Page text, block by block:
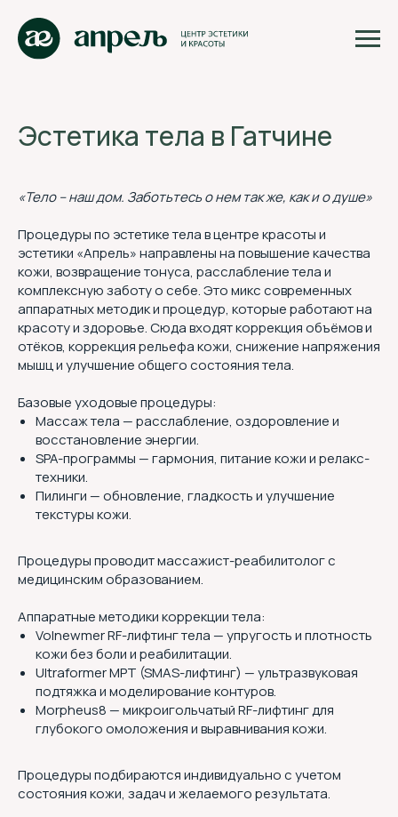
Эстетика тела в Гатчине
«Тело – наш дом. Заботьтесь о нем так же, как и о душе»
Процедуры по эстетике тела в центре красоты и
эстетики «Апрель» направлены на повышение качества
кожи, возвращение тонуса, расслабление тела и
комплексную заботу о себе. Это микс современных
аппаратных методик и процедур, которые работают на
красоту и здоровье. Сюда входят коррекция объёмов и
отёков, коррекция рельефа кожи, снижение напряжения
мышц и улучшение общего состояния тела.
Базовые уходовые процедуры:
Массаж тела — расслабление, оздоровление и
восстановление энергии.
SPA-программы — гармония, питание кожи и релакс-
техники.
Пилинги — обновление, гладкость и улучшение
текстуры кожи.
Процедуры проводит массажист-реабилитолог с
медицинским образованием.
Аппаратные методики коррекции тела:
Volnewmer RF-лифтинг тела — упругость и плотность
кожи без боли и реабилитации.
Ultraformer MPT (SMAS-лифтинг) — ультразвуковая
подтяжка и моделирование контуров.
Morpheus8 — микроигольчатый RF-лифтинг для
глубокого омоложения и выравнивания кожи.
Процедуры подбираются индивидуально с учетом
состояния кожи, задач и желаемого результата.